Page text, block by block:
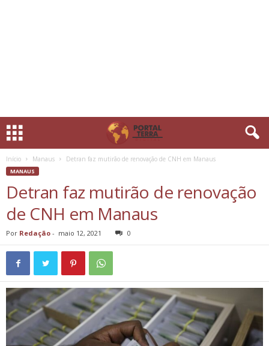
Início Manaus Detran faz mutirão de renovação de CNH em Manaus
MANAUS
Detran faz mutirão de renovação
de CNH em Manaus
Por Redação - maio 12, 2021 0